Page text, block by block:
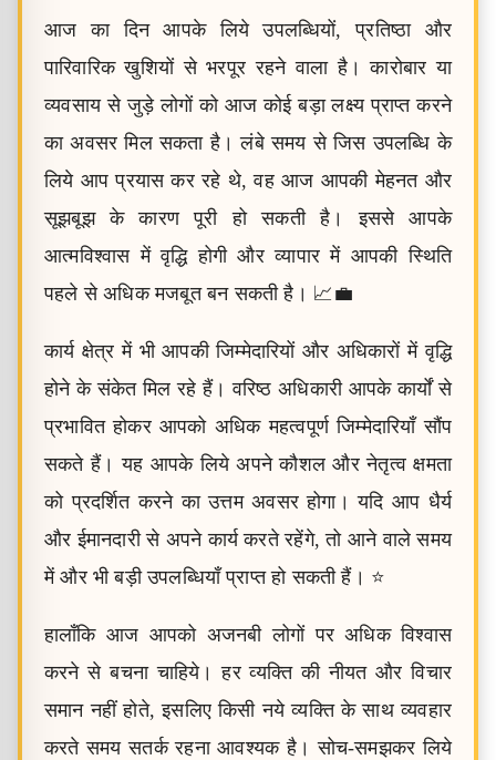
आज का दिन आपके लिये उपलब्धियों, प्रतिष्ठा और
पारिवारिक खुशियों से भरपूर रहने वाला है। कारोबार या
व्यवसाय से जुड़े लोगों को आज कोई बड़ा लक्ष्य प्राप्त करने
का अवसर मिल सकता है। लंबे समय से जिस उपलब्धि के
लिये आप प्रयास कर रहे थे, वह आज आपकी मेहनत और
सूझबूझ के कारण पूरी हो सकती है। इससे आपके
आत्मविश्वास में वृद्धि होगी और व्यापार में आपकी स्थिति
पहले से अधिक मजबूत बन सकती है। 📈💼
कार्य क्षेत्र में भी आपकी जिम्मेदारियों और अधिकारों में वृद्धि
होने के संकेत मिल रहे हैं। वरिष्ठ अधिकारी आपके कार्यों से
प्रभावित होकर आपको अधिक महत्वपूर्ण जिम्मेदारियाँ सौंप
सकते हैं। यह आपके लिये अपने कौशल और नेतृत्व क्षमता
को प्रदर्शित करने का उत्तम अवसर होगा। यदि आप धैर्य
और ईमानदारी से अपने कार्य करते रहेंगे, तो आने वाले समय
में और भी बड़ी उपलब्धियाँ प्राप्त हो सकती हैं। ⭐
हालाँकि आज आपको अजनबी लोगों पर अधिक विश्वास
करने से बचना चाहिये। हर व्यक्ति की नीयत और विचार
समान नहीं होते, इसलिए किसी नये व्यक्ति के साथ व्यवहार
करते समय सतर्क रहना आवश्यक है। सोच-समझकर लिये